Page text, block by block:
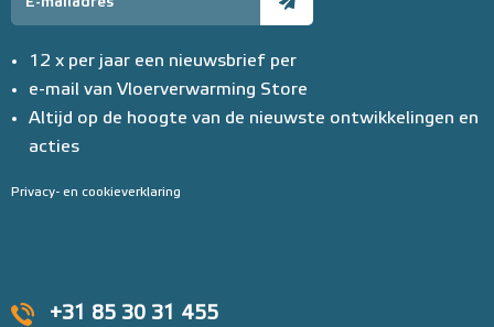
+31 85 30 31 455
12 x per jaar een nieuwsbrief per
e-mail van Vloerverwarming Store
Altijd op de hoogte van de nieuwste ontwikkelingen en
acties
Privacy- en cookieverklaring